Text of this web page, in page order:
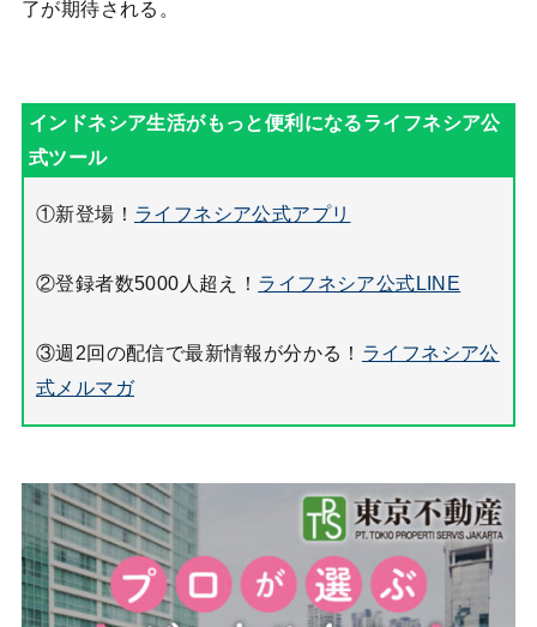
了が期待される。
①新登場！ ライフネシア公式アプリ
②登録者数5000人超え！ ライフネシア公式LINE
③週2回の配信で最新情報が分かる！ ライフネシア公
式メルマガ